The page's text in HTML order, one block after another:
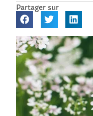
Partager sur